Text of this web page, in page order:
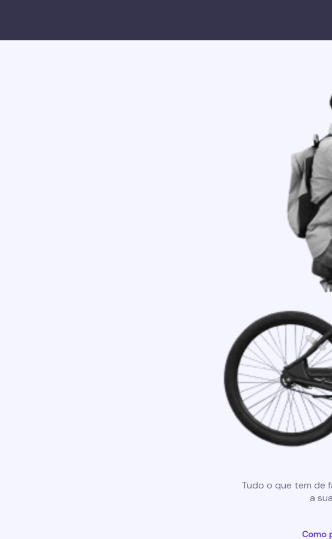
Tudo o que tem de
a
Como